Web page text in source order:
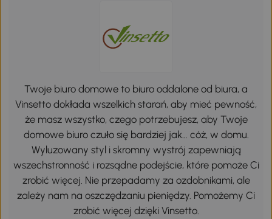
Twoje biuro domowe to biuro oddalone od biura, a
Vinsetto dokłada wszelkich starań, aby mieć pewność,
że masz wszystko, czego potrzebujesz, aby Twoje
domowe biuro czuło się bardziej jak… cóż, w domu.
Wyluzowany styl i skromny wystrój zapewniają
wszechstronność i rozsądne podejście, które pomoże Ci
zrobić więcej. Nie przepadamy za ozdobnikami, ale
zależy nam na oszczędzaniu pieniędzy. Pomożemy Ci
zrobić więcej dzięki Vinsetto.